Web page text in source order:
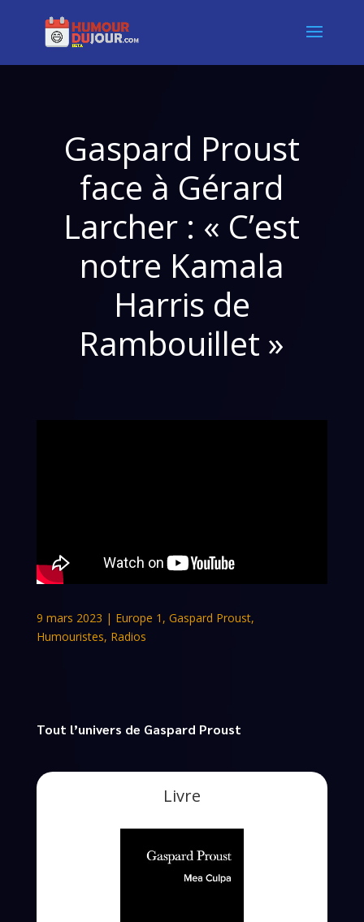
Gaspard Proust
face à Gérard
Larcher : « C’est
notre Kamala
Harris de
Rambouillet »
9 mars 2023 | Europe 1 , Gaspard Proust,
Humouristes, Radios
Tout l’univers de Gaspard Proust
Livre